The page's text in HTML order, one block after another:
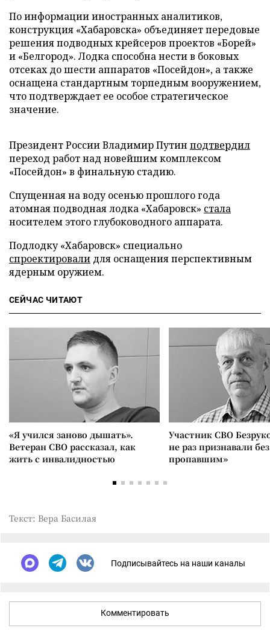
По информации иностранных аналитиков,
конструкция «Хабаровска» объединяет передовые
решения подводных крейсеров проектов «Борей»
и «Белгород». Лодка способна нести в боковых
отсеках до шести аппаратов «Посейдон», а также
оснащена стандартным торпедным вооружением,
что подтверждает ее особое стратегическое
значение.
Президент России Владимир Путин подтвердил
переход работ над новейшим комплексом
«Посейдон» в финальную стадию.
Спущенная на воду осенью прошлого года
атомная подводная лодка «Хабаровск» стала
носителем этого глубоководного аппарата.
Подлодку «Хабаровск» специально
спроектировали для оснащения перспективным
ядерным оружием.
СЕЙЧАС ЧИТАЮТ
«Я учился заново дышать».
Ветеран СВО рассказал, как
жить с инвалидностью
Участник СВО
не раз признавали
пропавшим»
Текст: Вера Басилая
Подписывайтесь на наши каналы
Комментировать